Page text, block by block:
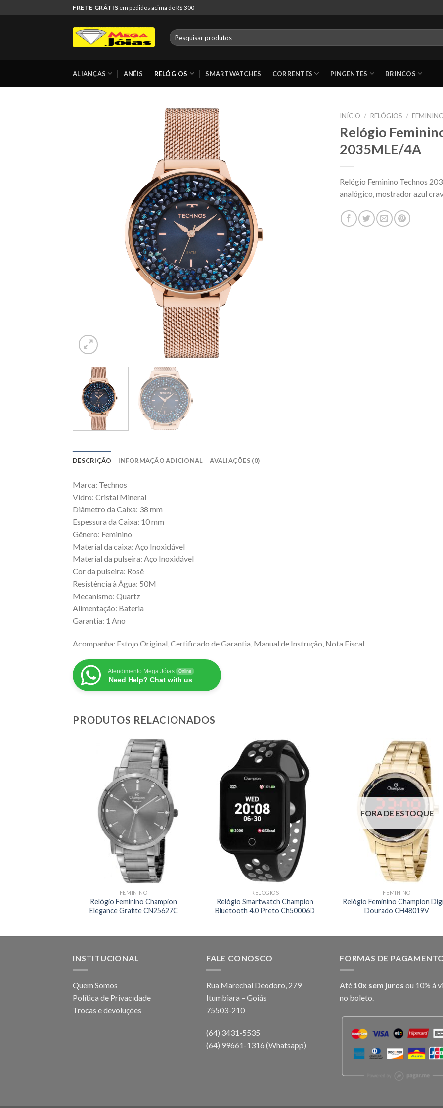
to
FRETE GRÁTIS em pedidos acima de R$ 300
Pesquisar
por:
ALIANÇAS ANÉIS RELÓGIOS SMARTWATCHES CORRENTES PINGENTES BRINCOS
INÍCIO / RELÓGIOS /
Relógio
2035MLE/4A
Relógio Feminino Technos
analógico, mostrador azul
DESCRIÇÃO INFORMAÇÃO ADICIONAL AVALIAÇÕES (0)
Marca: Technos
Vidro: Cristal Mineral
Diâmetro da Caixa: 38 mm
Espessura da Caixa: 10 mm
Gênero: Feminino
Material da caixa: Aço Inoxidável
Material da pulseira: Aço Inoxidável
Cor da pulseira: Rosê
Resistência à Água: 50M
Mecanismo: Quartz
Alimentação: Bateria
Garantia: 1 Ano
Acompanha: Estojo Original, Certificado de Garantia, Manual de Instrução, Nota Fiscal
Atendimento Mega Jóias Online
Need Help? Chat with us
PRODUTOS RELACIONADOS
FEMININO
Relógio Feminino Champion
Elegance Grafite CN25627C
RELÓGIOS
Relógio Smartwatch Champion
Bluetooth 4.0 Preto Ch50006D
FORA DE ESTOQUE
FEMININO
Relógio Feminino Champion
Dourado CH48019V
INSTITUCIONAL
Quem Somos
Política de Privacidade
Trocas e devoluções
FALE CONOSCO
Rua Marechal Deodoro, 279
Itumbiara – Goiás
75503-210
(64) 3431-5535
(64) 99661-1316 (Whatsapp)
FORMAS DE
Até 10x sem juros ou 10% à
no boleto.